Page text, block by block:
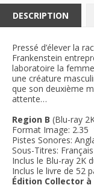
DESCRIPTION
Pressé d’élever la
Frankenstein
laboratoire la
une créature
que son deuxième
attente…
Region B (Blu-ray
Format Image: 2.35
Pistes Sonores:
Sous-Titres: Français
Inclus le Blu-ray 2K
Inclus le livre de 52
Édition Collector